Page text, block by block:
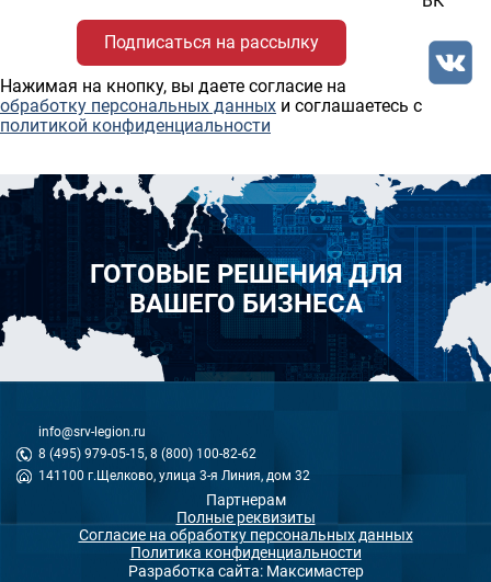
Нажимая на кнопку, вы даете согласие на
обработку персональных данных и соглашаетесь c
политикой конфиденциальности
ГОТОВЫЕ РЕШЕНИЯ ДЛЯ
ВАШЕГО БИЗНЕСА
info@srv-legion.ru
8 (495) 979-05-15, 8 (800) 100-82-62
141100 г.Щелково, улица 3-я Линия, дом 32
Партнерам
Полные реквизиты
Согласие на обработку персональных данных
Политика конфиденциальности
Разработка сайта: Максимастер